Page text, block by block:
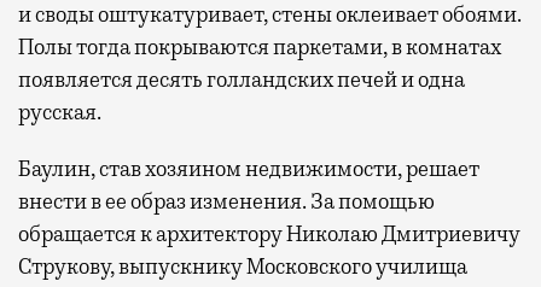
и своды оштукатуривает, стены оклеивает обоями.
Полы тогда покрываются паркетами, в комнатах
появляется десять голландских печей и одна
русская.
Баулин, став хозяином недвижимости, решает
внести в ее образ изменения. За помощью
обращается к архитектору Николаю Дмитриевичу
Струкову, выпускнику Московского училища